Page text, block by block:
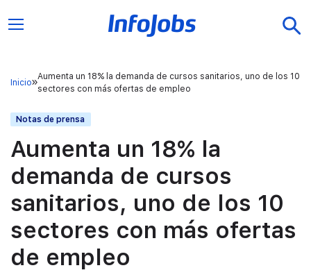
Inicio
Aumenta un 18% la demanda de cursos sanitarios, uno de los 10
sectores con más ofertas de empleo
Notas de prensa
Aumenta un 18% la
demanda de cursos
sanitarios, uno de los 10
sectores con más ofertas
de empleo